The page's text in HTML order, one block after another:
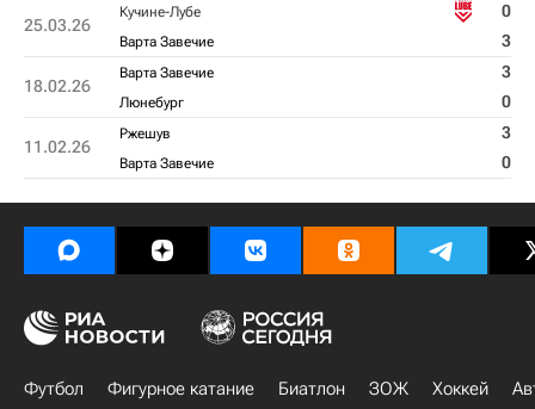
25.03.26
Кучине-Лубе 0
Варта Завечие 3
18.02.26
Варта Завечие 3
Люнебург 0
11.02.26
Ржешув 3
Варта Завечие 0
Футбол Фигурное катание Биатлон ЗОЖ Хоккей